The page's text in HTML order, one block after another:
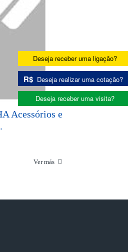
Acessórios e
Ver más
Deseja receber uma ligação?
R$ Deseja realizar uma cotação?
Deseja receber uma visita?